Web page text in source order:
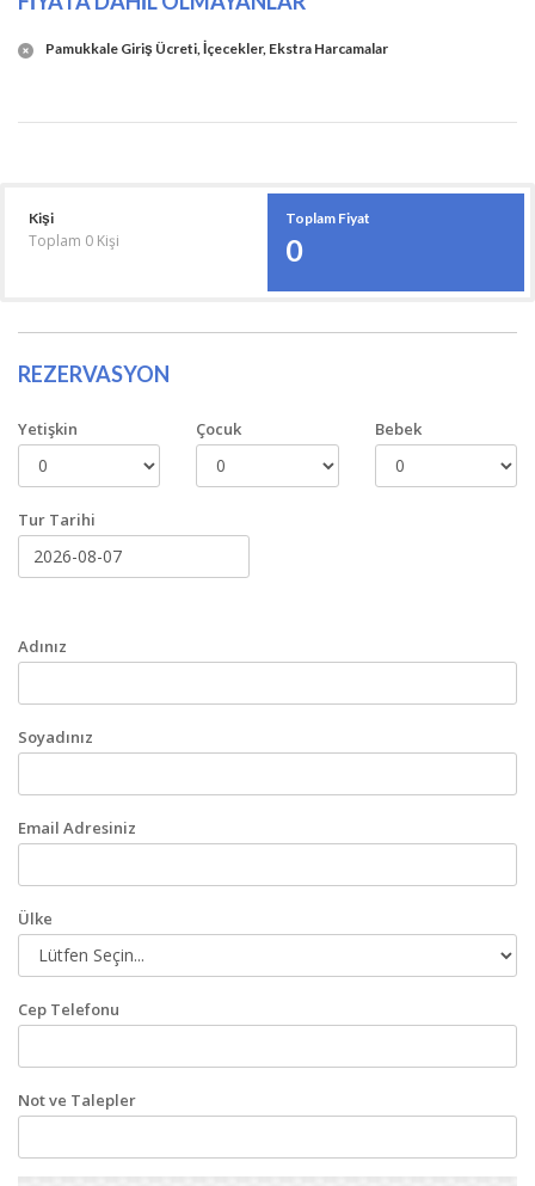
Pamukkale Giriş Ücreti, İçecekler, Ekstra Harcamalar
Kişi
Toplam 0 Kişi
Toplam Fiyat
0
REZERVASYON
Yetişkin Çocuk Bebek
Tur Tarihi
Adınız
Soyadınız
Email Adresiniz
Ülke
Cep Telefonu
Not ve Talepler